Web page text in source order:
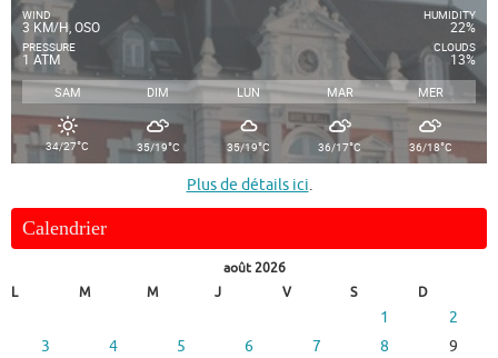
WIND
3 KM/H, OSO
PRESSURE
1 ATM
HUMIDITY
22%
CLOUDS
13%
SAM DIM LUN MAR MER
34/27°C 35/19°C 35/19°C 36/17°C 36/18°C
Plus de détails ici.
Calendrier
août 2026
L
M M J V S D
1
2
3
4 5 6 7 8
9